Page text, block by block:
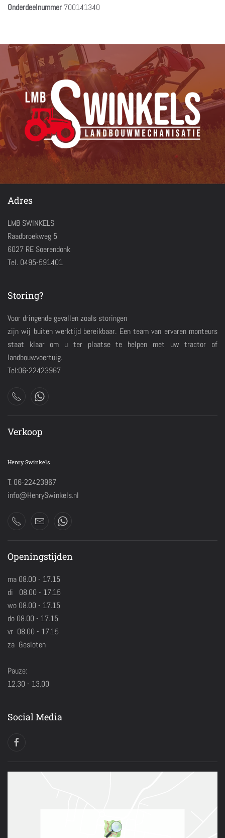
Onderdeelnummer 700141340
Adres
LMB SWINKELS
Raadbroekweg 5
6027 RE Soerendonk
Tel. 0495-591401
Storing?
Voor dringende gevallen zoals storingen
zijn wij buiten werktijd bereikbaar. Een team van ervaren monteurs
staat klaar om u ter plaatse te helpen met uw tractor of
landbouwvoertuig.
Tel:06-22423967
Verkoop
Henry Swinkels
T. 06-22423967
info@HenrySwinkels.nl
Openingstijden
ma 08.00 - 17.15
di 08.00 - 17.15
wo 08.00 - 17.15
do 08.00 - 17.15
vr 08.00 - 17.15
za Gesloten
Pauze:
12.30 - 13.00
Social Media